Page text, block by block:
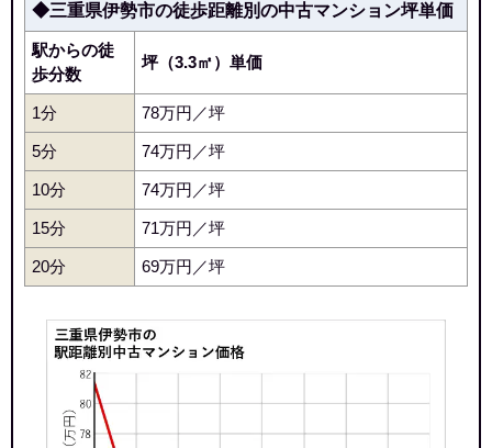
◆三重県伊勢市の徒歩距離別の中古マンション坪単価
駅からの徒
歩分数
坪（3.3㎡）単価
1分 78万円／坪
5分 74万円／坪
10分 74万円／坪
15分 71万円／坪
20分 69万円／坪